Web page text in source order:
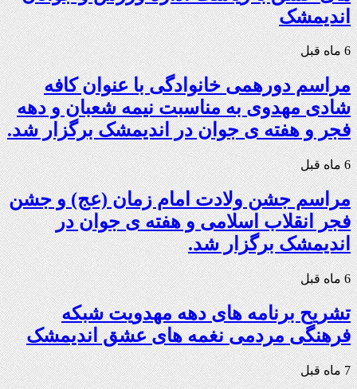
اندیمشک
6 ماه قبل
مراسم دورهمی خانوادگی با عنوان کافه
شادی مهدوی به مناسبت نیمه شعبان و دهه
فجر و هفته ی جوان در اندیمشک برگزار شد.
6 ماه قبل
مراسم جشن ولادت امام زمان (عج) و جشن
فجر انقلاب اسلامی و هفته ی جوان در
اندیمشک برگزار شد.
6 ماه قبل
تشریح برنامه های دهه مهدویت شبکه
فرهنگی مردمی نغمه های عشق اندیمشک
7 ماه قبل